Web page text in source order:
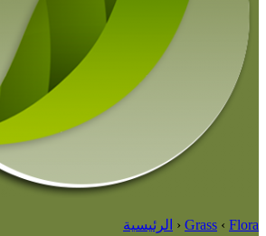
Grass ‹ Flora
‹ الرئيسية